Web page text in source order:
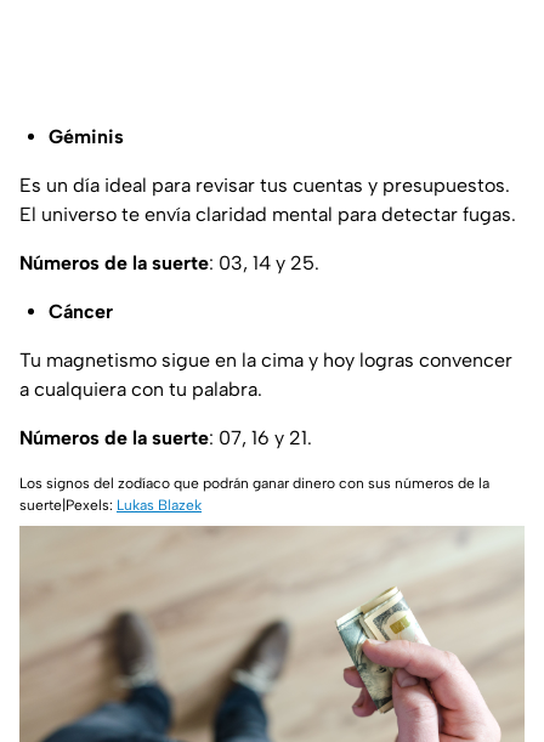
Géminis
Es un día ideal para revisar tus cuentas y presupuestos.
El universo te envía claridad mental para detectar fugas.
Números de la suerte: 03, 14 y 25.
Cáncer
Tu magnetismo sigue en la cima y hoy logras convencer
a cualquiera con tu palabra.
Números de la suerte: 07, 16 y 21.
Los signos del zodíaco que podrán ganar dinero con sus números de la
suerte|Pexels: Lukas Blazek